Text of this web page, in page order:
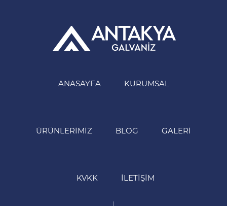
ANASAYFA KURUMSAL
ÜRÜNLERIMIZ BLOG GALERI
KVKK İLETIŞIM